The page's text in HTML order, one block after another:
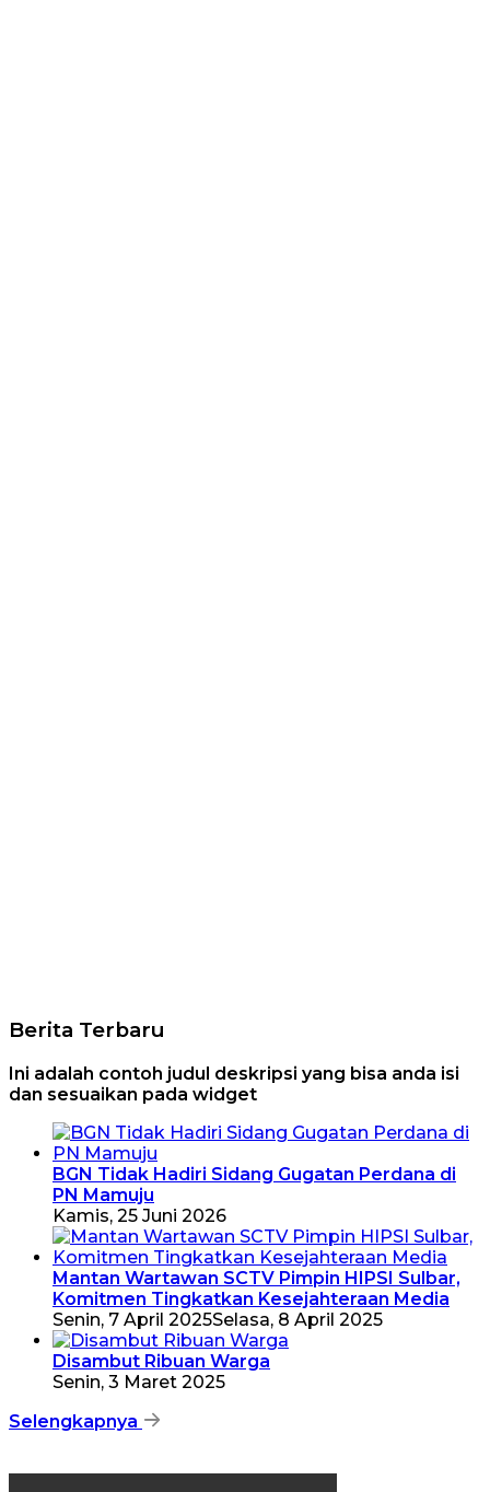
Berita Terbaru
Ini adalah contoh judul deskripsi yang bisa anda isi
dan sesuaikan pada widget
BGN Tidak Hadiri Sidang Gugatan Perdana di
PN Mamuju
Kamis, 25 Juni 2026
Mantan Wartawan SCTV Pimpin HIPSI Sulbar,
Komitmen Tingkatkan Kesejahteraan Media
Senin, 7 April 2025Selasa, 8 April 2025
Disambut Ribuan Warga
Senin, 3 Maret 2025
Selengkapnya